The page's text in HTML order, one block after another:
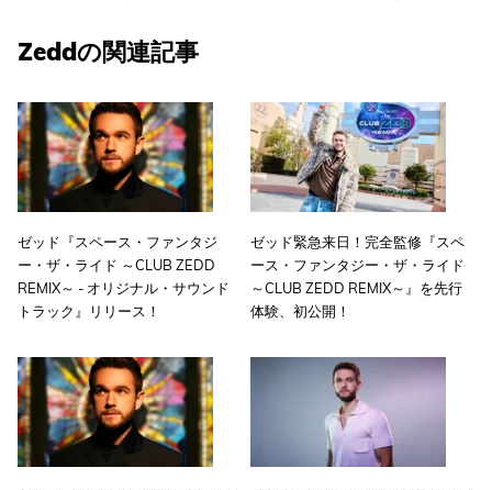
Zeddの関連記事
ゼッド『スペース・ファンタジ
ー・ザ・ライド ～CLUB ZEDD
REMIX～ - オリジナル・サウンド
トラック』リリース！
ゼッド緊急来日！完全監修『スペ
ース・ファンタジー・ザ・ライド
～CLUB ZEDD REMIX～』を先行
体験、初公開！